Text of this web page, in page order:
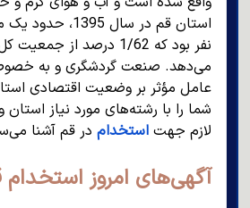
نفر بود که 1/62 درصد از
می‌دهد. صنعت گردشگری و به
عامل مؤثر بر وضعیت اقتصادی
شما را با رشته‌های مورد نیاز
لازم جهت استخدام در قم آشنا
آگهی‌های امروز استخدام